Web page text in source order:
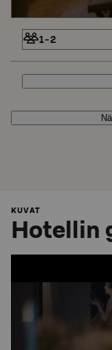
1-2
KUVAT
Hotellin